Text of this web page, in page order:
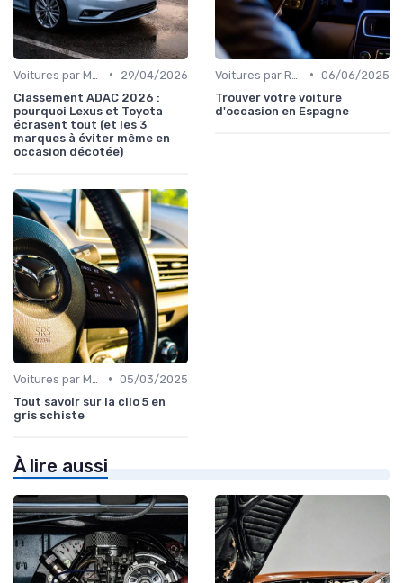
•
29/04/2026
Classement ADAC 2026 :
pourquoi Lexus et Toyota
écrasent tout (et les 3
marques à éviter même en
occasion décotée)
• 06/06/2025
Trouver votre voiture
d'occasion en Espagne
• 05/03/2025
Tout savoir sur la clio 5 en
gris schiste
À lire aussi